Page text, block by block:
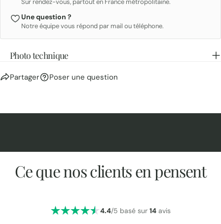
Sur rendez-vous, partout en France métropolitaine.
Une question ?
Notre équipe vous répond par mail ou téléphone.
Photo technique
Partager Poser une question
Ce que nos clients en pensent
4.4/5 basé sur 14avis